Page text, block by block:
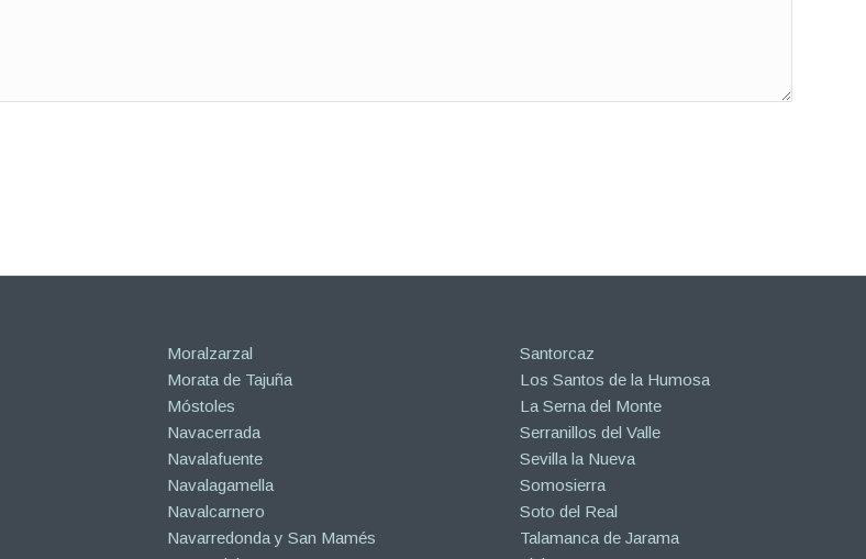
Moralzarzal
Morata de Tajuña
Móstoles
Navacerrada
Navalafuente
Navalagamella
Navalcarnero
Navarredonda y San Mamés
Santorcaz
Los Santos de la Humosa
La Serna del Monte
Serranillos del Valle
Sevilla la Nueva
Somosierra
Soto del Real
Talamanca de Jarama